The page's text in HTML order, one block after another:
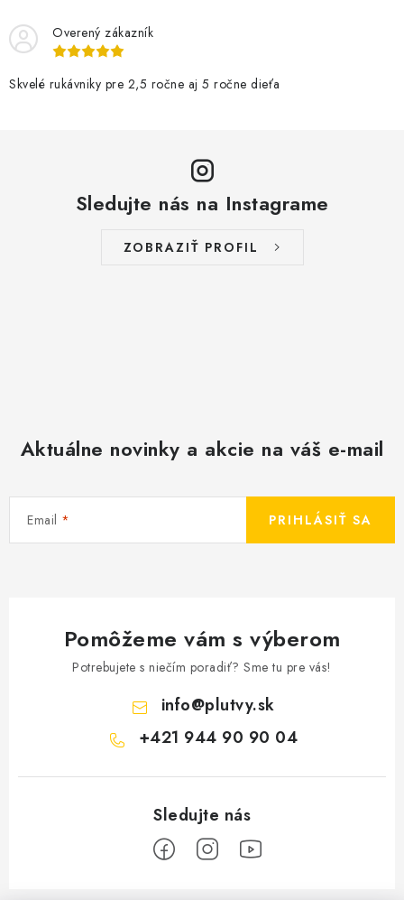
Overený zákazník
Skvelé rukávniky pre 2,5 ročne aj 5 ročne dieťa
Sledujte nás na Instagrame
ZOBRAZIŤ PROFIL
Aktuálne novinky a akcie na váš e-mail
Email PRIHLÁSIŤ SA
Pomôžeme vám s výberom
Potrebujete s niečím poradiť? Sme tu pre vás!
info@plutvy.sk
+421 944 90 90 04